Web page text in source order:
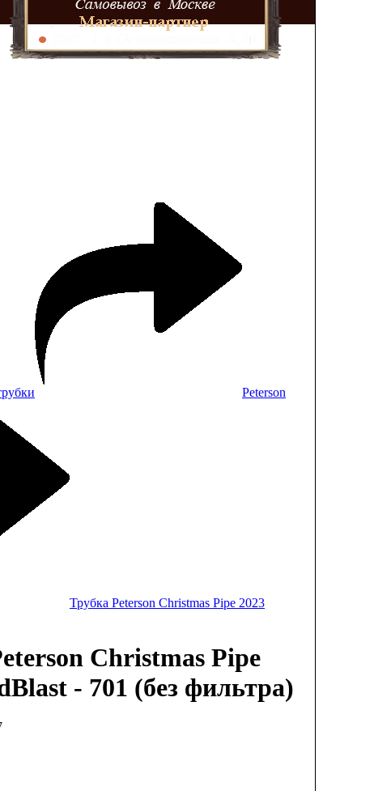
Peterson
Трубка Peterson Christmas Pipe 2023
Christmas Pipe
- 701 (без фильтра)